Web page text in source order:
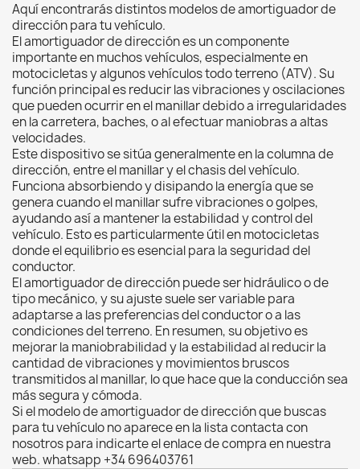
Aquí encontrarás distintos modelos de amortiguador de
dirección para tu vehículo.
El amortiguador de dirección es un componente
importante en muchos vehículos, especialmente en
motocicletas y algunos vehículos todo terreno (ATV). Su
función principal es reducir las vibraciones y oscilaciones
que pueden ocurrir en el manillar debido a irregularidades
en la carretera, baches, o al efectuar maniobras a altas
velocidades.
Este dispositivo se sitúa generalmente en la columna de
dirección, entre el manillar y el chasis del vehículo.
Funciona absorbiendo y disipando la energía que se
genera cuando el manillar sufre vibraciones o golpes,
ayudando así a mantener la estabilidad y control del
vehículo. Esto es particularmente útil en motocicletas
donde el equilibrio es esencial para la seguridad del
conductor.
El amortiguador de dirección puede ser hidráulico o de
tipo mecánico, y su ajuste suele ser variable para
adaptarse a las preferencias del conductor o a las
condiciones del terreno. En resumen, su objetivo es
mejorar la maniobrabilidad y la estabilidad al reducir la
cantidad de vibraciones y movimientos bruscos
transmitidos al manillar, lo que hace que la conducción sea
más segura y cómoda.
Si el modelo de amortiguador de dirección que buscas
para tu vehículo no aparece en la lista contacta con
nosotros para indicarte el enlace de compra en nuestra
web. whatsapp +34 696403761